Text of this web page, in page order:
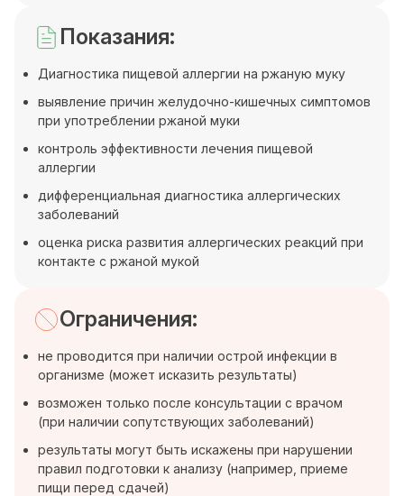
Показания:
Диагностика пищевой аллергии на ржаную муку
выявление причин желудочно-кишечных симптомов
при употреблении ржаной муки
контроль эффективности лечения пищевой
аллергии
дифференциальная диагностика аллергических
заболеваний
оценка риска развития аллергических реакций при
контакте с ржаной мукой
Ограничения:
не проводится при наличии острой инфекции в
организме (может исказить результаты)
возможен только после консультации с врачом
(при наличии сопутствующих заболеваний)
результаты могут быть искажены при нарушении
правил подготовки к анализу (например, приеме
пищи перед сдачей)